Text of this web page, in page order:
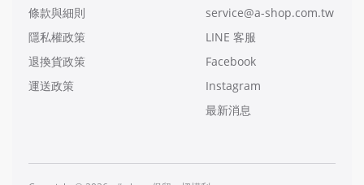
條款與細則
隱私權政策
退換貨政策
運送政策
service@a-shop.com.tw
LINE 客服
Facebook
Instagram
最新消息